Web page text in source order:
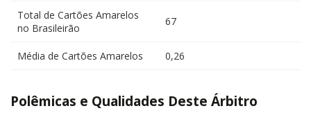
Total de Cartões Amarelos
no Brasileirão
67
Média de Cartões Amarelos 0,26
Polêmicas e Qualidades Deste Árbitro